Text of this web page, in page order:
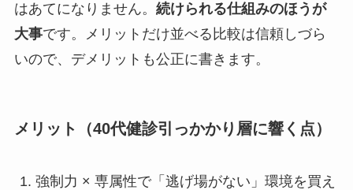
はあてになりません。 続けられる仕組みのほうが
大事です。メリットだけ並べる比較は信頼しづら
いので、デメリットも公正に書きます。
メリット（40代健診引っかかり層に響く点）
強制力 × 専属性で「逃げ場がない」環境を買え